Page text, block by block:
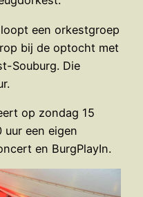
een orkestgroep
bij de optocht met
Souburg. Die
op zondag 15
uur een eigen
en BurgPlayIn.